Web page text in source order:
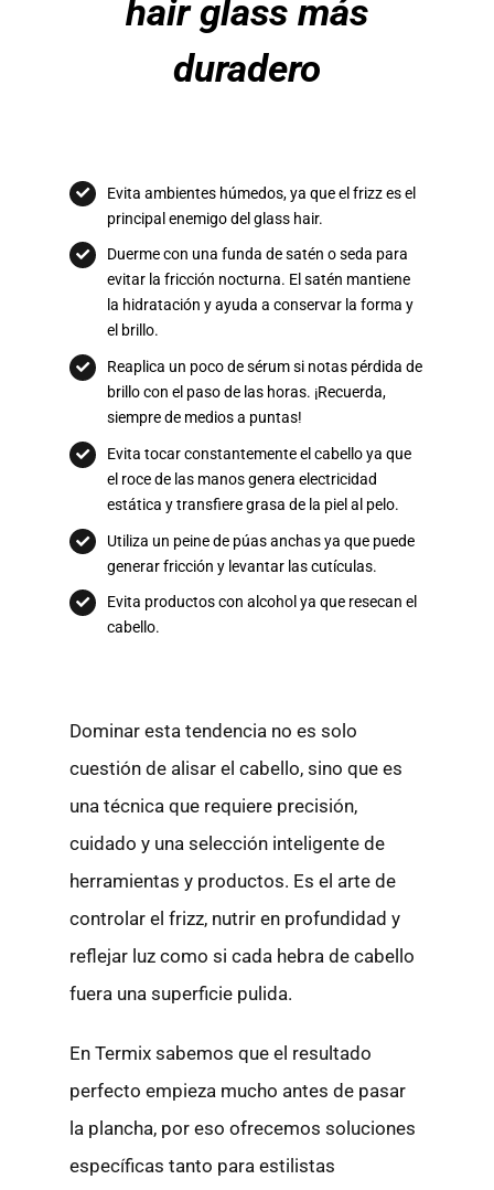
hair glass más
duradero
Evita ambientes húmedos, ya que el frizz es el
principal enemigo del glass hair.
Duerme con una funda de satén o seda para
evitar la fricción nocturna. El satén mantiene
la hidratación y ayuda a conservar la forma y
el brillo.
Reaplica un poco de sérum si notas pérdida de
brillo con el paso de las horas. ¡Recuerda,
siempre de medios a puntas!
Evita tocar constantemente el cabello ya que
el roce de las manos genera electricidad
estática y transfiere grasa de la piel al pelo.
Utiliza un peine de púas anchas ya que puede
generar fricción y levantar las cutículas.
Evita productos con alcohol ya que resecan el
cabello.
Dominar esta tendencia no es solo
cuestión de alisar el cabello, sino que es
una técnica que requiere precisión,
cuidado y una selección inteligente de
herramientas y productos. Es el arte de
controlar el frizz, nutrir en profundidad y
reflejar luz como si cada hebra de cabello
fuera una superficie pulida.
En Termix sabemos que el resultado
perfecto empieza mucho antes de pasar
la plancha, por eso ofrecemos soluciones
específicas tanto para estilistas